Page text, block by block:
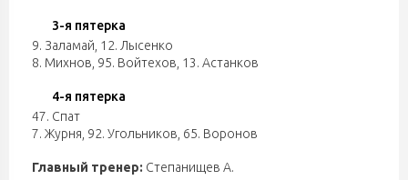
3-я пятерка
9. Заламай 12. Лысенко
8. Михнов 95. Войтехов 13. Астанков
4-я пятерка
47. Спат
7. Журня 92. Угольников 65. Воронов
Главный тренер: Степанищев А.